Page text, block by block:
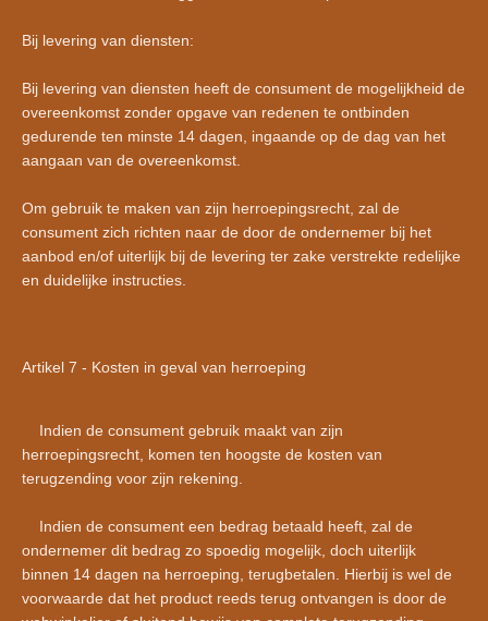
Bij levering van diensten:
Bij levering van diensten heeft de consument de mogelijkheid de
overeenkomst zonder opgave van redenen te ontbinden
gedurende ten minste 14 dagen, ingaande op de dag van het
aangaan van de overeenkomst.
Om gebruik te maken van zijn herroepingsrecht, zal de
consument zich richten naar de door de ondernemer bij het
aanbod en/of uiterlijk bij de levering ter zake verstrekte redelijke
en duidelijke instructies.
Artikel 7 - Kosten in geval van herroeping
Indien de consument gebruik maakt van zijn
herroepingsrecht, komen ten hoogste de kosten van
terugzending voor zijn rekening.
Indien de consument een bedrag betaald heeft, zal de
ondernemer dit bedrag zo spoedig mogelijk, doch uiterlijk
binnen 14 dagen na herroeping, terugbetalen. Hierbij is wel de
voorwaarde dat het product reeds terug ontvangen is door de